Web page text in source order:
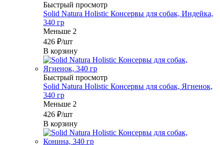
Быстрый просмотр
Solid Natura Holistic Консервы для собак, Индейка,
340 гр
Меньше 2
426 ₽/шт
В корзину
Быстрый просмотр
Solid Natura Holistic Консервы для собак, Ягненок,
340 гр
Меньше 2
426 ₽/шт
В корзину